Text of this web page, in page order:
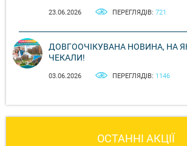
23.06.2026 ПЕРЕГЛЯДІВ: 721
ДОВГООЧІКУВАНА НОВИНА, НА
ЧЕКАЛИ!
03.06.2026 ПЕРЕГЛЯДІВ: 1146
ОСТАННІ АКЦІЇ